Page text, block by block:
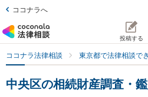
ココナラへ
投稿する
ココナラ法律相談 東京都で法律相談で
中央区の相続財産調査・